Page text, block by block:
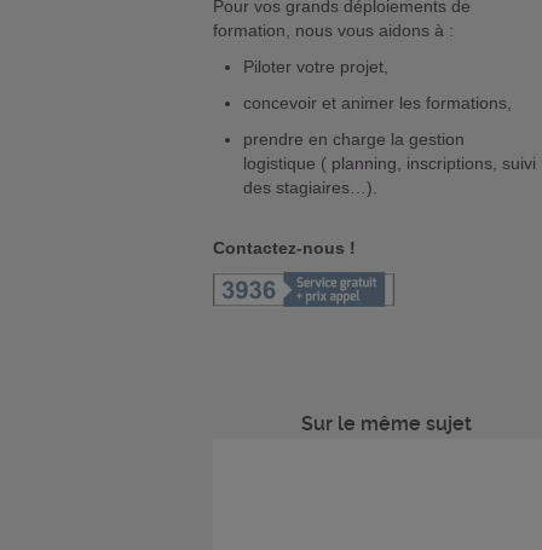
Pour vos grands déploiements de
formation, nous vous aidons à :
Piloter votre projet,
concevoir et animer les formations,
prendre en charge la gestion
logistique ( planning, inscriptions, suivi
des stagiaires…).
Contactez-nous !
Sur le même sujet